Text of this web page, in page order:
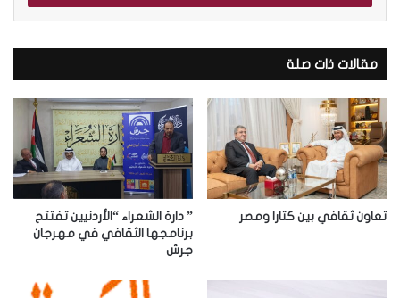
ب
ي
د
ك
ا
ل
إ
ل
ت
ر
مقالات ذات صلة
تعاون ثقافي بين كتارا ومصر
” دارة الشعراء “الأردنيين تفتتح
برنامجها الثقافي في مهرجان
جرش